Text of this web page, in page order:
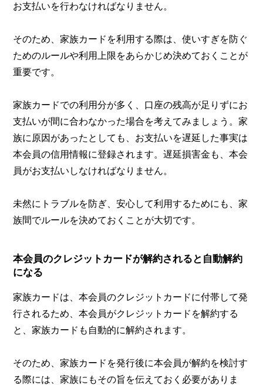
お支払いを行わなければなりません。
そのため、家族カードを利用する際は、使いすぎを防ぐ
ためのルールや利用上限をあらかじめ決めておくことが
重要です。
家族カードでの利用分が多く、口座の残高が足りずにお
支払いが間に合わなかった場合を考えてみましょう。家
族に原因があったとしても、お支払いを遅延した事実は
本会員の信用情報に登録されます。遅延損害金も、本会
員がお支払いしなければなりません。
未然にトラブルを防ぎ、安心して利用するためにも、家
族間でルールを決めておくことが大切です。
本会員のクレジットカードが解約されると自動解約
になる
家族カードは、本会員のクレジットカードに付帯して発
行されるため、本会員がクレジットカードを解約する
と、家族カードも自動的に解約されます。
そのため、家族カードを発行後に本会員が解約を検討す
る際には、家族にもその旨を伝えておく必要がありま